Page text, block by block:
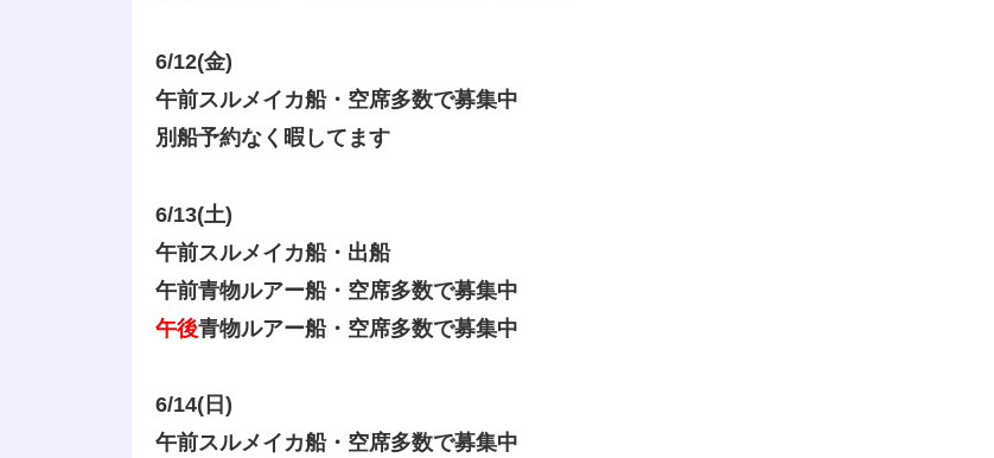
6/12(金)
午前スルメイカ船・空席多数で募集中
別船予約なく暇してます
6/13(土)
午前スルメイカ船・出船
午前青物ルアー船・空席多数で募集中
午後青物ルアー船・空席多数で募集中
6/14(日)
午前スルメイカ船・空席多数で募集中